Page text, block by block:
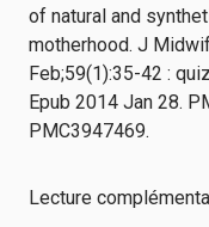
of natural and
motherhood. J
Feb;59(1):35-42 :
Epub 2014 Jan 28.
PMC3947469.
Lecture